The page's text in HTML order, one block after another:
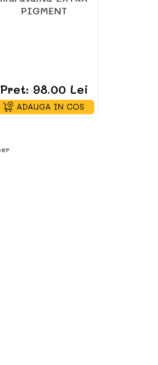
PIGMENT
Pret: 98.00 Lei